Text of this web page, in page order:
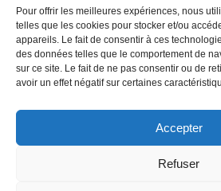
Pour offrir les meilleures expériences, nous
telles que les cookies pour stocker et/ou
appareils. Le fait de consentir à ces
des données telles que le comportement de
sur ce site. Le fait de ne pas consentir ou de
avoir un effet négatif sur certaines
Accepter
Refuser
événements d'entreprise.
gratuitement pour vous, votre
château, domaine, hôtel,
l'environnement que vous
bord d'un lac ou de la mer.
ORGANISATION DE SÉMINAIRE
1lieu1salle agence
l'organisation de séminaires sur